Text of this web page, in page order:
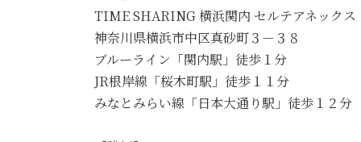
TIME SHARING 横浜関内 セルテアネックス
神奈川県横浜市中区真砂町３－３８
ブルーライン「関内駅」徒歩１分
JR根岸線「桜木町駅」徒歩１１分
みなとみらい線「日本大通り駅」徒歩１２分